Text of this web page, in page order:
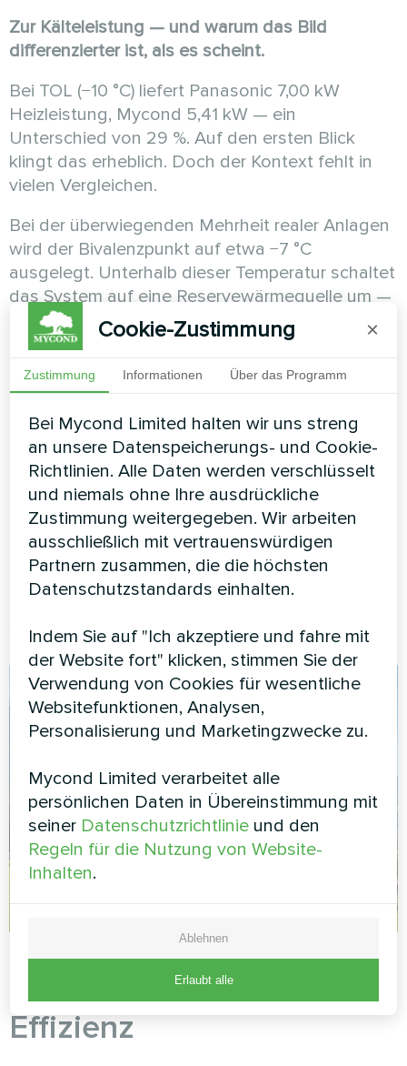
Zur Kälteleistung — und warum das Bild
differenzierter ist, als es scheint.
Bei TOL (−10 °C) liefert Panasonic 7,00 kW
Heizleistung, Mycond 5,41 kW — ein
Unterschied von 29 %. Auf den ersten Blick
klingt das erheblich. Doch der Kontext fehlt in
vielen Vergleichen.
Bei der überwiegenden Mehrheit realer Anlagen
wird der Bivalenzpunkt auf etwa −7 °C
ausgelegt. Unterhalb dieser Temperatur schaltet
das System auf eine Reservewärmequelle um —
Kessel oder Elektroheizstab. Das bedeutet: Für
bivalente Anlagen — und das ist die Mehrzahl —
hat die Leistung bei −10 °C kaum praktische
Relevanz. Unterhalb des Bivalenzpunkts heizt
die Reserve, nicht die Wärmepumpe. Der COP
der Pumpe beeinflusst die Stromrechnung in
diesem Bereich nicht mehr.
Der Leistungsvorteil von Panasonic bei TOL ist
nur für monovalente Anlagen relevant, bei denen
die Wärmepumpe ohne jede Reserve 100 % des
Gebäudewärmebedarfs auch an den kältesten
Tagen abdecken muss. Solche Installationen
5. SCOP — Saisonale
Effizienz
Cookie-Zustimmung ×
Zustimmung Informationen Über das Programm
Bei Mycond Limited halten wir uns streng
an unsere Datenspeicherungs- und Cookie-
Richtlinien. Alle Daten werden verschlüsselt
und niemals ohne Ihre ausdrückliche
Zustimmung weitergegeben. Wir arbeiten
ausschließlich mit vertrauenswürdigen
Partnern zusammen, die die höchsten
Datenschutzstandards einhalten.
Indem Sie auf "Ich akzeptiere und fahre mit
der Website fort" klicken, stimmen Sie der
Verwendung von Cookies für wesentliche
Websitefunktionen, Analysen,
Personalisierung und Marketingzwecke zu.
Mycond Limited verarbeitet alle
persönlichen Daten in Übereinstimmung mit
seiner Datenschutzrichtlinie und den
Regeln für die Nutzung von Website-
Inhalten.
Ablehnen
Erlaubt alle